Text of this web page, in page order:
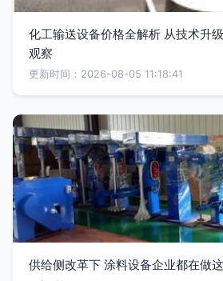
化工输送设备价格全解析 从技术升
观察
更新时间：2026-08-05 11:18:41
供给侧改革下 涂料设备企业都在做